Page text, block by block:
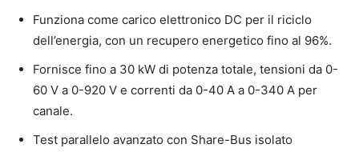
Funziona come carico elettronico DC per il riciclo
dell’energia, con un recupero energetico fino al 96%.
Fornisce fino a 30 kW di potenza totale, tensioni da 0-
60 V a 0-920 V e correnti da 0-40 A a 0-340 A per
canale.
Test parallelo avanzato con Share-Bus isolato